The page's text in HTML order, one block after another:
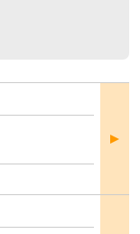
部屋
詳細